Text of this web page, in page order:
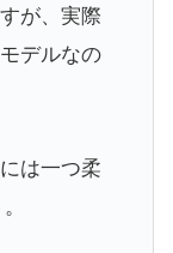
が、実際
デルなの
は一つ柔